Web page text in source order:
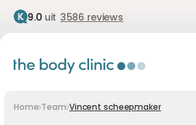
9.0 uit 3586 reviews
Home Team Vincent scheepmaker